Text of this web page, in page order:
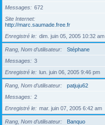
Messages
672
Site Internet
http://marc.saumade.free.fr
Enregistré le
dim. juin 05, 2005 10:32 am
Rang, Nom d’utilisateur
Stéphane
Messages
3
Enregistré le
lun. juin 06, 2005 9:46 pm
Rang, Nom d’utilisateur
patjuju62
Messages
2
Enregistré le
mar. juin 07, 2005 6:42 am
Rang, Nom d’utilisateur
Banquo